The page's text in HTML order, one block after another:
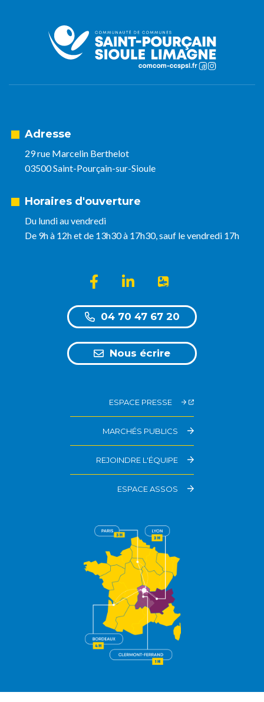
Adresse
29 rue Marcelin Berthelot
03500 Saint-Pourçain-sur-Sioule
Horaires d'ouverture
Du lundi au vendredi
De 9h à 12h et de 13h30 à 17h30, sauf le vendredi 17h
Lien vers le compte Facebook
Lien vers le compte Linkedin
Lien vers l'appli
04 70 47 67 20
Nous écrire
ESPACE PRESSE
MARCHÉS PUBLICS
REJOINDRE L'ÉQUIPE
ESPACE ASSOS